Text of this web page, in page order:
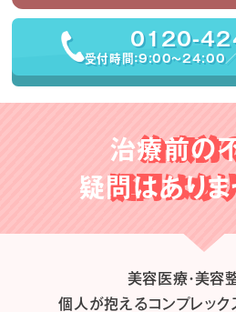
0120-
受付時間：9:00〜24:00／
治療前の
疑問はありま
美容医療・美容
個人が抱えるコンプレッ